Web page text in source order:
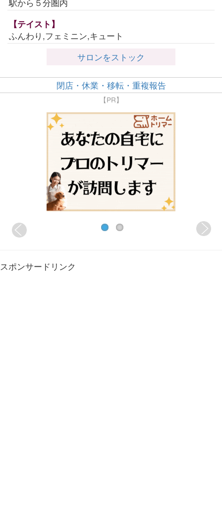
【テイスト】
ふんわり,フェミニン,キュート
サロンをストック
閉店・休業・移転・重複報告
【PR】
スポンサードリンク